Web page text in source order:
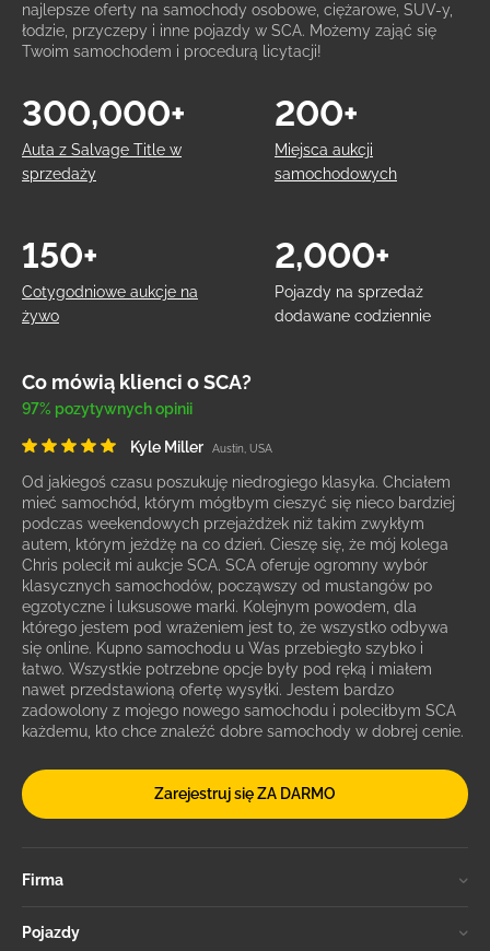
najlepsze oferty na samochody osobowe, ciężarowe, SUV-y,
łodzie, przyczepy i inne pojazdy w SCA. Możemy zająć się
Twoim samochodem i procedurą licytacji!
Auta z Salvage Title w
sprzedaży
300,000+
Miejsca aukcji
samochodowych
200+
Cotygodniowe aukcje na
żywo
150+
Pojazdy na sprzedaż
dodawane codziennie
2,000+
Co mówią klienci o SCA?
97% pozytywnych opinii
Kyle Miller Austin, USA
Od jakiegoś czasu poszukuję niedrogiego klasyka. Chciałem
mieć samochód, którym mógłbym cieszyć się nieco bardziej
podczas weekendowych przejażdżek niż takim zwykłym
autem, którym jeżdżę na co dzień. Cieszę się, że mój kolega
Chris polecił mi aukcje SCA. SCA oferuje ogromny wybór
klasycznych samochodów, począwszy od mustangów po
egzotyczne i luksusowe marki. Kolejnym powodem, dla
którego jestem pod wrażeniem jest to, że wszystko odbywa
się online. Kupno samochodu u Was przebiegło szybko i
łatwo. Wszystkie potrzebne opcje były pod ręką i miałem
nawet przedstawioną ofertę wysyłki. Jestem bardzo
zadowolony z mojego nowego samochodu i poleciłbym SCA
każdemu, kto chce znaleźć dobre samochody w dobrej cenie.
Zarejestruj się ZA DARMO
Firma
Pojazdy